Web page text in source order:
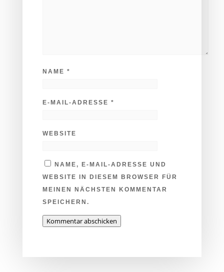
NAME *
E-MAIL-ADRESSE *
WEBSITE
NAME, E-MAIL-ADRESSE UND
WEBSITE IN DIESEM BROWSER FÜR
MEINEN NÄCHSTEN KOMMENTAR
SPEICHERN.
Kommentar abschicken